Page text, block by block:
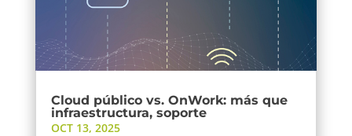
Cloud público vs. OnWork: más que
infraestructura, soporte
OCT 13, 2025